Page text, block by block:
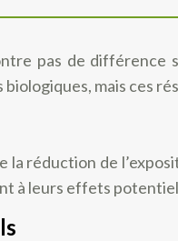
pas de différence
mais ces
réduction de
à leurs effets